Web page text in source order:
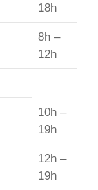
18h
8h –
12h
10h –
19h
12h –
19h